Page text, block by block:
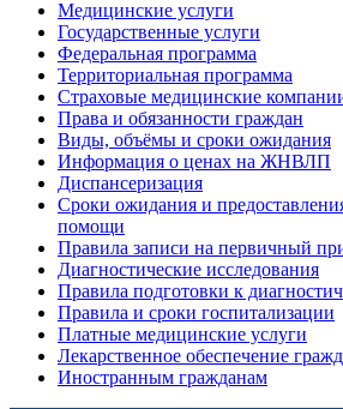
Медицинские услуги
Государственные услуги
Федеральная программа
Территориальная программа
Страховые медицинские
Права и обязанности граждан
Виды, объёмы и сроки ожидания
Информация о ценах на ЖНВЛП
Диспансеризация
Сроки ожидания и
помощи
Правила записи на первичный
Диагностические исследования
Правила подготовки к
Правила и сроки госпитализации
Платные медицинские услуги
Лекарственное обеспечение
Иностранным гражданам